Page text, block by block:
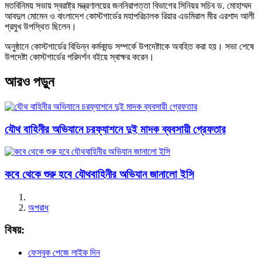
মতবিনিময় সভায় স্বরাষ্ট্র মন্ত্রণালয়ের জননিরাপত্তা বিভাগের সিনিয়র সচিব ড. মোহাম্মদ
আবদুল মোমেন ও বাংলাদেশ কোস্টগার্ডের মহাপরিচালক রিয়ার এডমিরাল মীর এরশাদ আলী
প্রমুখ উপস্থিত ছিলেন।
অনুষ্ঠানে কোস্টগার্ডের বিভিন্ন কর্মকান্ড সম্পর্কে উপদেষ্টাকে অবহিত করা হয়। সভা শেষে
উপদেষ্টা কোস্টগার্ডের পরিদর্শন বইয়ে স্বাক্ষর করেন।
আরও পড়ুন
যৌথ বাহিনীর অভিযানে চরফ্যাশনে দুই মাদক ব্যবসায়ী গ্রেফতার
কবে থেকে শুরু হবে যৌথবাহিনীর অভিযান জানালো ইসি
অপরাধ
বিষয়:
ফেসবুক পেজে লাইক দিন